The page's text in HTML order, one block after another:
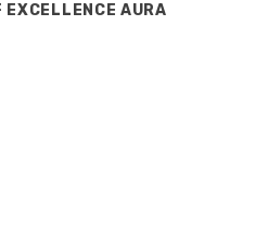
EXCELLENCE AURA